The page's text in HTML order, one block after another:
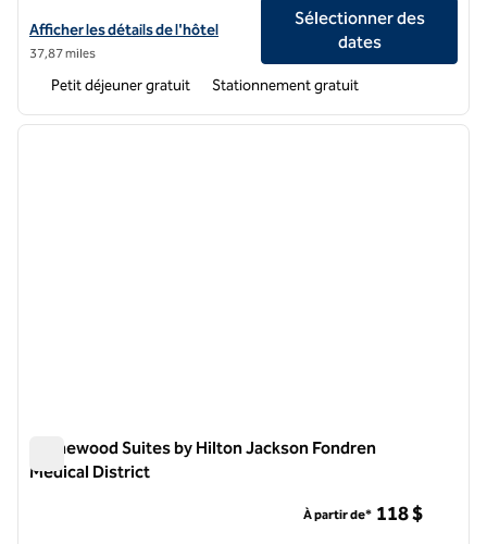
Afficher les détails de l'hôtel pour Spark by Hilton Brandon
Afficher les détails de l'hôtel
37,87 miles
Sélectionner des
dates
Petit déjeuner gratuit Stationnement gratuit
1 sur 12
Homewood Suites by Hilton Jackson Fondren
Medical District
À partir de* 118 $